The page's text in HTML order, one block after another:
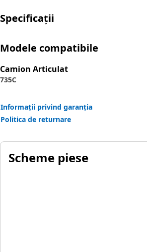
Specificații
Modele compatibile
Camion Articulat
735C
Informații privind garanția
Politica de returnare
Scheme piese